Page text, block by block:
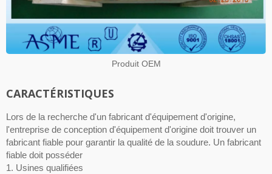
Produit OEM
CARACTÉRISTIQUES
Lors de la recherche d'un fabricant d'équipement d'origine,
l'entreprise de conception d'équipement d'origine doit trouver un
fabricant fiable pour garantir la qualité de la soudure. Un fabricant
fiable doit posséder
1. Usines qualifiées